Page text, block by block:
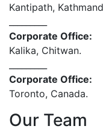
Kantipath,
Corporate Office:
Kalika, Chitwan.
Corporate Office:
Toronto, Canada.
Our Team